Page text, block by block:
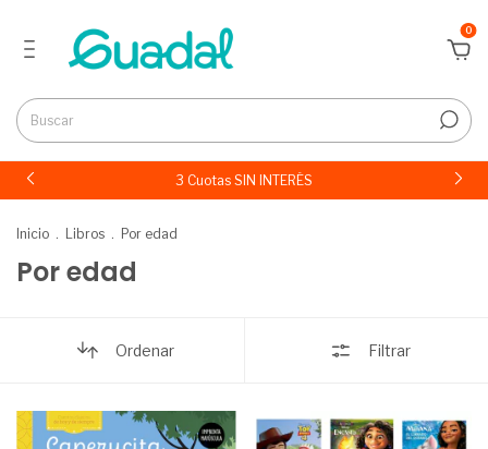
0
3 Cuotas SIN INTERÉS
Inicio . Libros . Por edad
Por edad
Ordenar Filtrar